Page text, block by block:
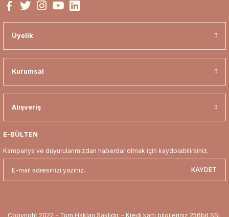
Üyelik
Kurumsal
Alışveriş
E-BÜLTEN
Kampanya ve duyurularımızdan haberdar olmak için kaydolabilirsiniz.
KAYDET
Copyright 2022 - Tüm Hakları Saklıdır. - Kredi kartı bilgileriniz 256bit SSL